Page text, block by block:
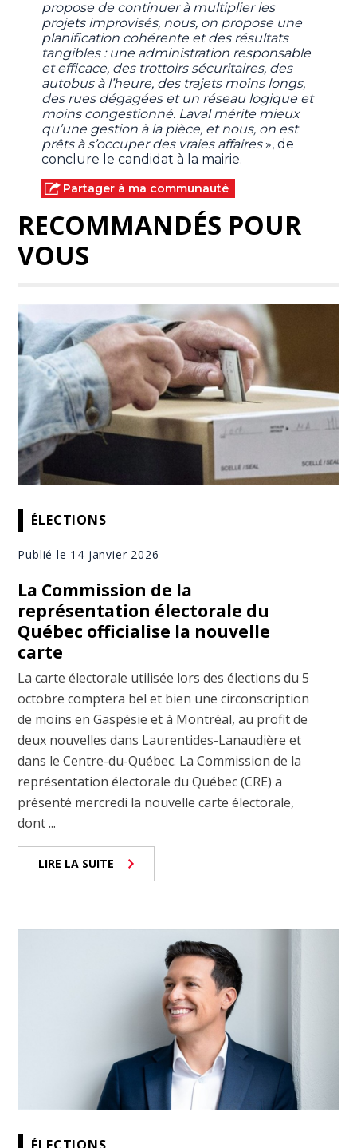
propose de continuer à multiplier les
projets improvisés, nous, on propose une
planification cohérente et des résultats
tangibles : une administration responsable
et efficace, des trottoirs sécuritaires, des
autobus à l’heure, des trajets moins longs,
des rues dégagées et un réseau logique et
moins congestionné. Laval mérite mieux
qu’une gestion à la pièce, et nous, on est
prêts à s’occuper des vraies affaires», de
conclure le candidat à la mairie.
Partager à ma communauté
RECOMMANDÉS POUR
VOUS
ÉLECTIONS
Publié le 14 janvier 2026
La Commission de la
représentation électorale du
Québec officialise la nouvelle
carte
La carte électorale utilisée lors des élections du 5
octobre comptera bel et bien une circonscription
de moins en Gaspésie et à Montréal, au profit de
deux nouvelles dans Laurentides-Lanaudière et
dans le Centre-du-Québec. La Commission de la
représentation électorale du Québec (CRE) a
présenté mercredi la nouvelle carte électorale,
dont ...
LIRE LA SUITE